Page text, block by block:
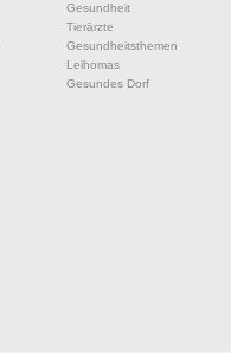
Gesundheit
Tierärzte
Gesundheitsthemen
Leihomas
Gesundes Dorf